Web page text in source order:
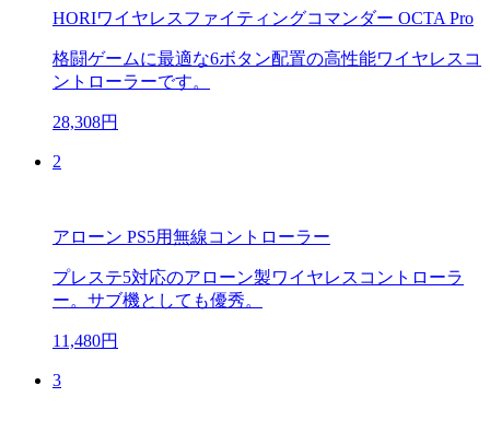
HORIワイヤレスファイティングコマンダー OCTA Pro
格闘ゲームに最適な6ボタン配置の高性能ワイヤレスコ
ントローラーです。
28,308円
2
アローン PS5用無線コントローラー
プレステ5対応のアローン製ワイヤレスコントローラ
ー。サブ機としても優秀。
11,480円
3